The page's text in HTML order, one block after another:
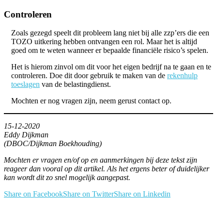
Controleren
Zoals gezegd speelt dit probleem lang niet bij alle zzp’ers die een
TOZO uitkering hebben ontvangen een rol. Maar het is altijd
goed om te weten wanneer er bepaalde financiële risico’s spelen.
Het is hierom zinvol om dit voor het eigen bedrijf na te gaan en te
controleren. Doe dit door gebruik te maken van de rekenhulp
toeslagen van de belastingdienst.
Mochten er nog vragen zijn, neem gerust contact op.
15-12-2020
Eddy Dijkman
(DBOC/Dijkman Boekhouding)
Mochten er vragen en/of op en aanmerkingen bij deze tekst zijn
reageer dan vooral op dit artikel. Als het ergens beter of duidelijker
kan wordt dit zo snel mogelijk aangepast.
Share on FacebookShare on TwitterShare on Linkedin